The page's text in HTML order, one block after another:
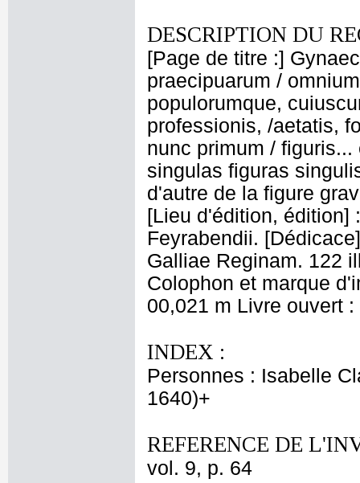
DESCRIPTION DU
[Page de titre :]
praecipuarum /
populorumque,
professionis, /aetatis,
nunc primum /
singulas figuras
d'autre de la figure
[Lieu d'édition, édition]
Feyrabendii.
Galliae Reginam. 122
Colophon et marque
00,021 m Livre ouvert
INDEX :
Personnes : Isabelle
1640)+
REFERENCE DE
vol. 9, p. 64